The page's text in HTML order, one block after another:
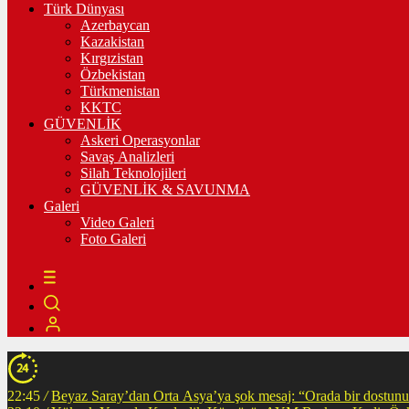
Türk Dünyası
Azerbaycan
Kazakistan
Kırgızistan
Özbekistan
Türkmenistan
KKTC
GÜVENLİK
Askeri Operasyonlar
Savaş Analizleri
Silah Teknolojileri
GÜVENLİK & SAVUNMA
Galeri
Video Galeri
Foto Galeri
22:45 / Beyaz Saray’dan Orta Asya’ya şok mesaj: “Orada bir